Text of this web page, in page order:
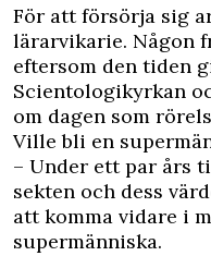
För att försörja sig
lärarvikarie. Någon
eftersom den tiden
Scientologikyrkan
om dagen som
Ville bli en
– Under ett par års
sekten och dess
att komma vidare i
supermänniska.